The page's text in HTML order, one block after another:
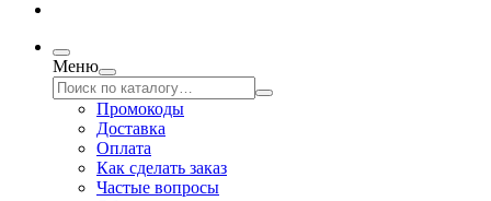
Меню
Промокоды
Доставка
Оплата
Как сделать заказ
Частые вопросы